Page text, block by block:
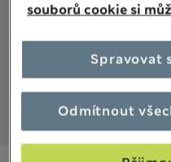
souborů cookie si
Odmítnout
Spravovat